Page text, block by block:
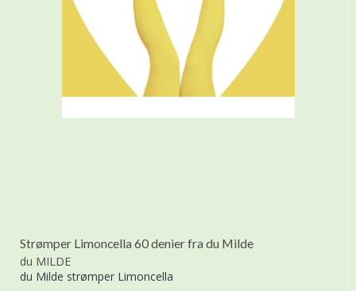
Strømper Limoncella 60 denier fra du Milde
du MILDE
du Milde strømper Limoncella